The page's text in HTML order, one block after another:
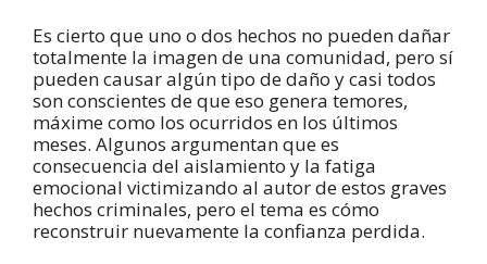
Es cierto que uno o dos hechos no pueden dañar
totalmente la imagen de una comunidad, pero sí
pueden causar algún tipo de daño y casi todos
son conscientes de que eso genera temores,
máxime como los ocurridos en los últimos
meses. Algunos argumentan que es
consecuencia del aislamiento y la fatiga
emocional victimizando al autor de estos graves
hechos criminales, pero el tema es cómo
reconstruir nuevamente la confianza perdida.